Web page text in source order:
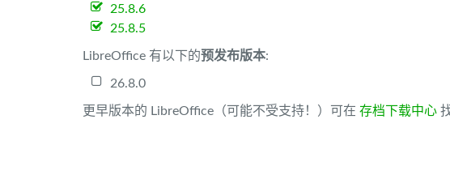
25.8.6
25.8.5
LibreOffice 有以下的预发布版本:
26.8.0
更早版本的 LibreOffice（可能不受支持！）可在 存档下载中心